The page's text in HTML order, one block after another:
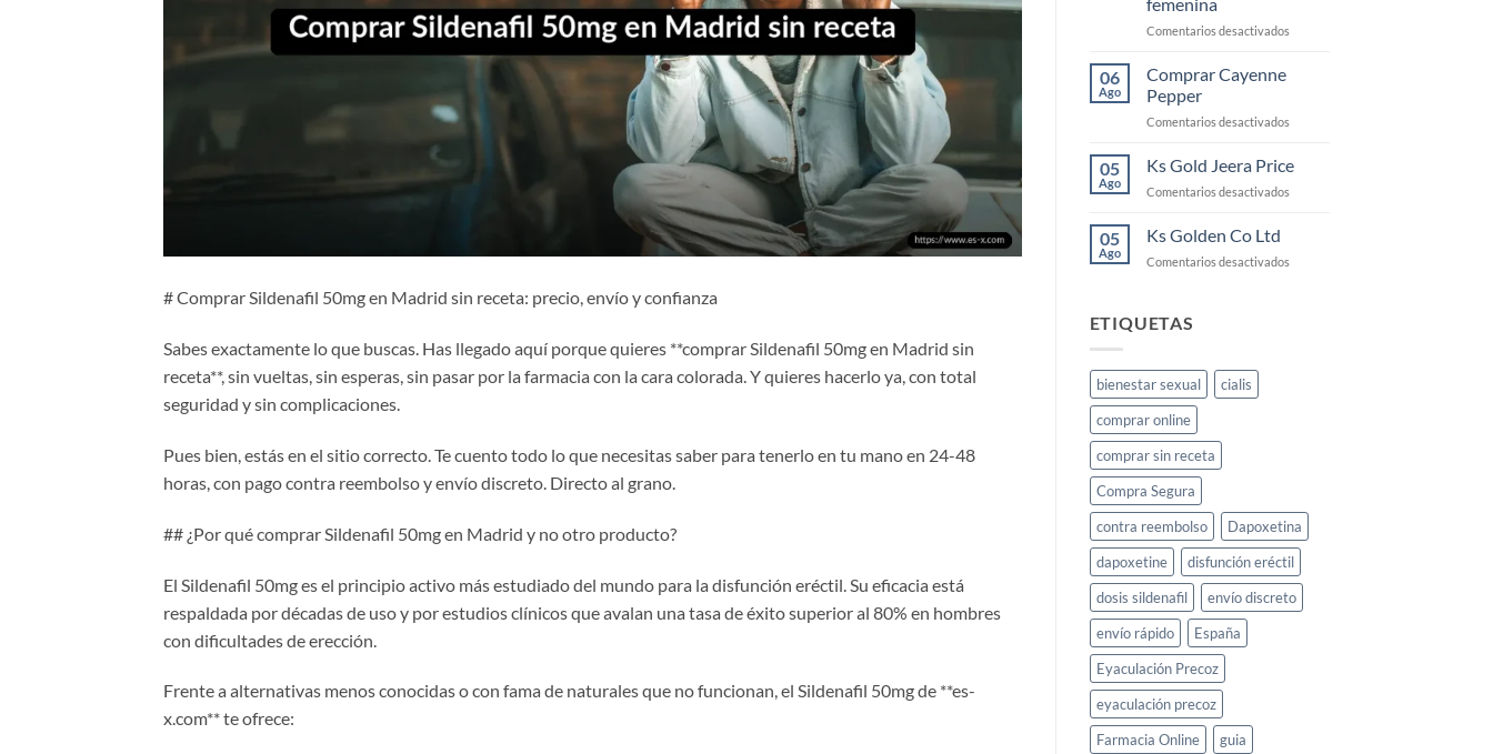
# Comprar Sildenafil 50mg en Madrid sin receta: precio, envío y confianza
Sabes exactamente lo que buscas. Has llegado aquí porque quieres **comprar Sildenafil 50mg en Madrid sin
receta**, sin vueltas, sin esperas, sin pasar por la farmacia con la cara colorada. Y quieres hacerlo ya, con total
seguridad y sin complicaciones.
Pues bien, estás en el sitio correcto. Te cuento todo lo que necesitas saber para tenerlo en tu mano en 24-48
horas, con pago contra reembolso y envío discreto. Directo al grano.
## ¿Por qué comprar Sildenafil 50mg en Madrid y no otro producto?
El Sildenafil 50mg es el principio activo más estudiado del mundo para la disfunción eréctil. Su eficacia está
respaldada por décadas de uso y por estudios clínicos que avalan una tasa de éxito superior al 80% en hombres
con dificultades de erección.
Frente a alternativas menos conocidas o con fama de naturales que no funcionan, el Sildenafil 50mg de **es-
x.com** te ofrece:
libido
Comentarios desactivadosen
y
funciona
la
06
Ago
Comprar Cayenne
Pepper
Comentarios desactivadosen
Pepper
05
Ago
Ks Gold Jeera Price
Comentarios desactivadosen
Price
05
Ago
Ks Golden Co Ltd
Comentarios desactivadosen
ETIQUETAS
bienestar sexual
cialis
comprar online
comprar sin receta
Compra Segura
contra reembolso
Dapoxetina
dapoxetine
disfunción eréctil
dosis sildenafil
envío discreto
envío rápido
España
Eyaculación Precoz
eyaculación precoz
Farmacia Online
guia